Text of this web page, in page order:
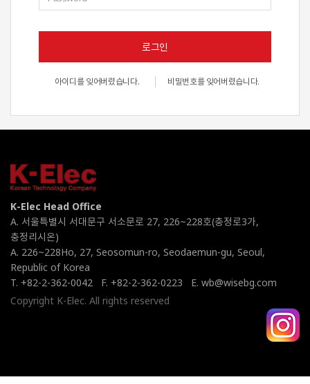
로그인
아이디를 잊어버렸습니다. 비밀번호를 잊어버렸습니다.
K-Elec Head Office
A. 서울특별시 서대문구 서소문로 27, 226~228호(충정로3가,
충정리시온)
A. 226~228Ho, 27, Seosomun-ro, Seodaemun-gu, Seoul,
Republic of Korea
T. +82-2-362-0042
F. +82-2-362-0223
E. wb@wisebg.com
Copyright K-Elec. All rights reserved